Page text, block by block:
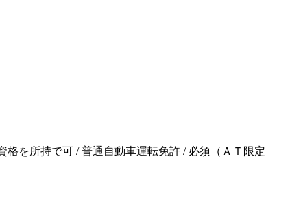
を所持で可 / 普通自動車運転免許 / 必須（ＡＴ限定